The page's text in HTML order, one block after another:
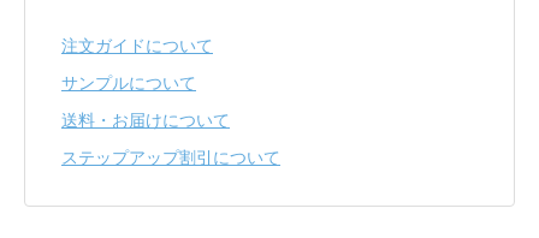
注文ガイドについて
サンプルについて
送料・お届けについて
ステップアップ割引について